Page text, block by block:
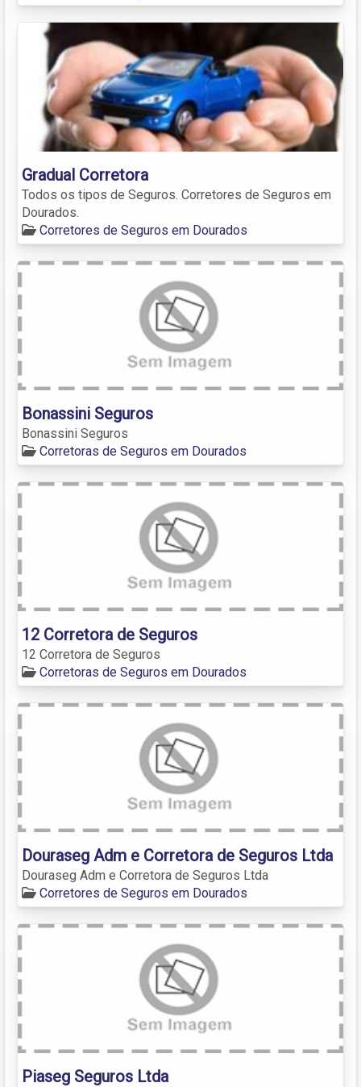
Gradual Corretora
Todos os tipos de Seguros. Corretores de Seguros em
Dourados.
Corretores de Seguros em Dourados
Bonassini Seguros
Bonassini Seguros
Corretoras de Seguros em Dourados
12 Corretora de Seguros
12 Corretora de Seguros
Corretoras de Seguros em Dourados
Douraseg Adm e Corretora de Seguros Ltda
Douraseg Adm e Corretora de Seguros Ltda
Corretores de Seguros em Dourados
Piaseg Seguros Ltda